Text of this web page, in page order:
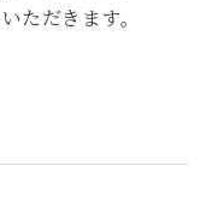
ただきます。